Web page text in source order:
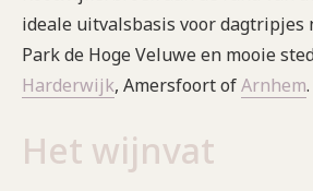
ideale uitvalsbasis voor dagtripjes
Park de Hoge Veluwe en mooie
Harderwijk, Amersfoort ofArnhem.
Het wijnvat